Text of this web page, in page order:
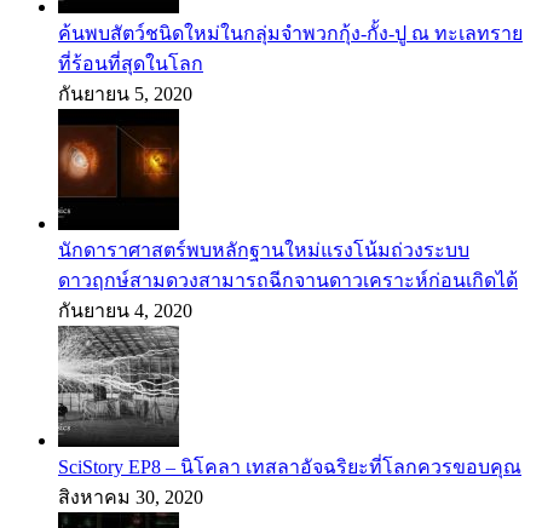
ค้นพบสัตว์ชนิดใหม่ในกลุ่มจำพวกกุ้ง-กั้ง-ปู ณ ทะเลทราย
ที่ร้อนที่สุดในโลก
กันยายน 5, 2020
นักดาราศาสตร์พบหลักฐานใหม่แรงโน้มถ่วงระบบ
ดาวฤกษ์สามดวงสามารถฉีกจานดาวเคราะห์ก่อนเกิดได้
กันยายน 4, 2020
SciStory EP8 – นิโคลา เทสลาอัจฉริยะที่โลกควรขอบคุณ
สิงหาคม 30, 2020